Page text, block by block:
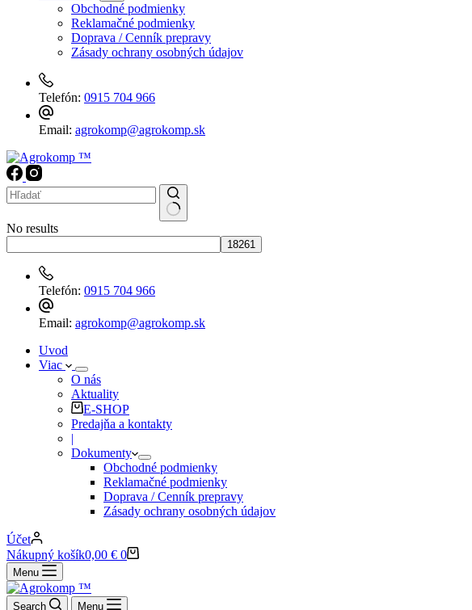
Obchodné podmienky
Reklamačné podmienky
Doprava / Cenník prepravy
Zásady ochrany osobných údajov
Telefón: 0915 704 966
Email: agrokomp@agrokomp.sk
No results
Telefón: 0915 704 966
Email: agrokomp@agrokomp.sk
Uvod
Viac
O nás
Aktuality
E-SHOP
Predajňa a kontakty
|
Dokumenty
Obchodné podmienky
Reklamačné podmienky
Doprava / Cenník prepravy
Zásady ochrany osobných údajov
Účet
Nákupný košík0,00 € 0
Menu
Search Menu